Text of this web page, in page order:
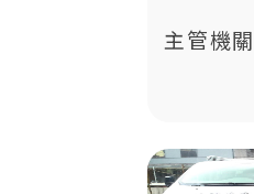
主管機